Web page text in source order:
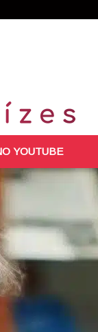
YOUTUBE